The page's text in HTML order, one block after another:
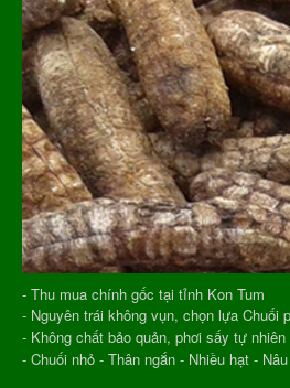
- Thu mua chính gốc tại tỉnh Kon Tum
- Nguyên trái không vụn, chọn lựa Chuối
- Không chất bảo quản, phơi sấy tự
- Chuối nhỏ - Thân ngắn - Nhiều hạt -